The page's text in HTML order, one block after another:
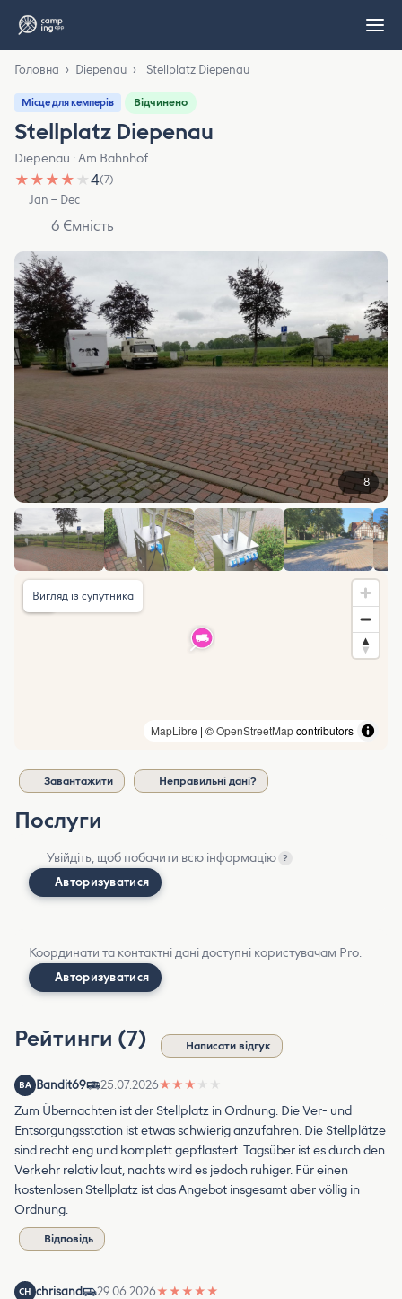
Головна › Diepenau › Stellplatz Diepenau
Місце для кемперів Відчинено
Stellplatz Diepenau
Diepenau · Am Bahnhof
★ ★ ★ ★ ★4(7)
Jan – Dec
6 Ємність
8
MapLibre | ©OpenStreetMapcontributors
Вигляд із супутника
Завантажити Неправильні дані?
Послуги
Увійдіть, щоб побачити всю інформацію ?
Авторизуватися
Координати та контактні дані доступні користувачам Pro.
Авторизуватися
Рейтинги (7) Написати відгук
BA Bandit69 25.07.2026★ ★ ★ ★ ★
Zum Übernachten ist der Stellplatz in Ordnung. Die Ver- und
Entsorgungsstation ist etwas schwierig anzufahren. Die Stellplätze
sind recht eng und komplett gepflastert. Tagsüber ist es durch den
Verkehr relativ laut, nachts wird es jedoch ruhiger. Für einen
kostenlosen Stellplatz ist das Angebot insgesamt aber völlig in
Ordnung.
Відповідь
CH chrisand 29.06.2026★ ★ ★ ★ ★